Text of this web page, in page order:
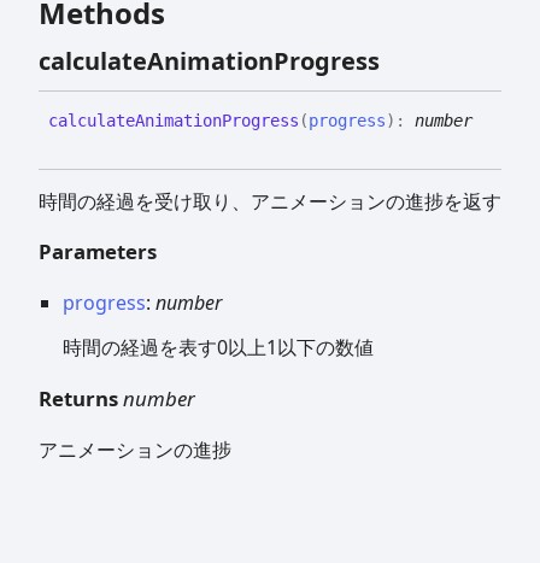
Methods
calculateAnimationProgress
calculateAnimationProgress (progress) : number
時間の経過を受け取り、アニメーションの進捗を返す
Parameters
progress: number
時間の経過を表す0以上1以下の数値
Returnsnumber
アニメーションの進捗